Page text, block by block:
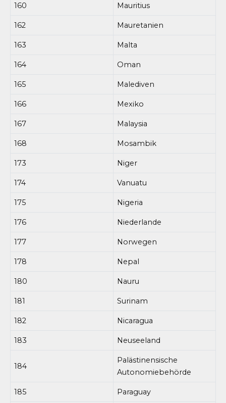
160 Mauritius
162 Mauretanien
163 Malta
164 Oman
165 Malediven
166 Mexiko
167 Malaysia
168 Mosambik
173 Niger
174 Vanuatu
175 Nigeria
176 Niederlande
177 Norwegen
178 Nepal
180 Nauru
181 Surinam
182 Nicaragua
183 Neuseeland
184
Palästinensische
Autonomiebehörde
185 Paraguay